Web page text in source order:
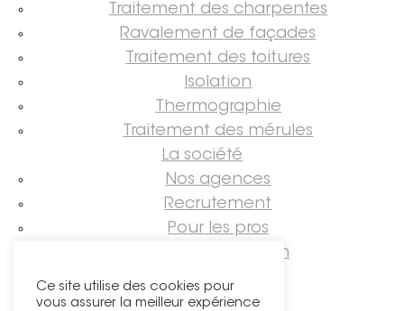
Traitement des charpentes
Ravalement de façades
Traitement des toitures
Isolation
Thermographie
Traitement des mérules
La société
Nos agences
Recrutement
Pour les pros
Guide rénovation
Suivez-nous !
Ce site utilise des cookies pour
vous assurer la meilleur expérience